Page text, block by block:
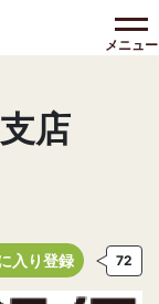
メニュー
店
入り登録 72